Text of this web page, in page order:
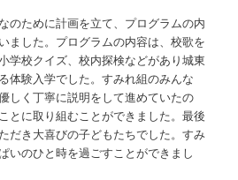
のために計画を立て、プログラムの内
ました。プログラムの内容は、校歌を
学校クイズ、校内探検などがあり城東
体験入学でした。すみれ組のみんな
しく丁寧に説明をして進めていたの
とに取り組むことができました。最後
だき大喜びの子どもたちでした。すみ
いのひと時を過ごすことができまし